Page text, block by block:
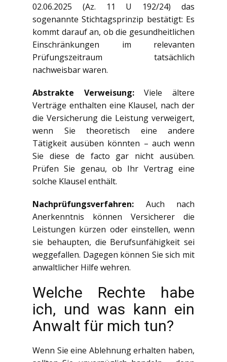
02.06.2025 (Az. 11 U 192/24) das
sogenannte Stichtagsprinzip bestätigt: Es
kommt darauf an, ob die gesundheitlichen
Einschränkungen im relevanten
Prüfungszeitraum tatsächlich
nachweisbar waren.
Abstrakte Verweisung:Viele ältere
Verträge enthalten eine Klausel, nach der
die Versicherung die Leistung verweigert,
wenn Sie theoretisch eine andere
Tätigkeit ausüben könnten – auch wenn
Sie diese de facto gar nicht ausüben.
Prüfen Sie genau, ob Ihr Vertrag eine
solche Klausel enthält.
Nachprüfungsverfahren: Auch nach
Anerkenntnis können Versicherer die
Leistungen kürzen oder einstellen, wenn
sie behaupten, die Berufsunfähigkeit sei
weggefallen. Dagegen können Sie sich mit
anwaltlicher Hilfe wehren.
Welche Rechte habe
ich, und was kann ein
Anwalt für mich tun?
Wenn Sie eine Ablehnung erhalten haben,